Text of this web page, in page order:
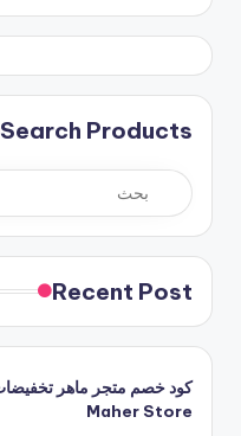
Search Products
Recent Post
Maher Store